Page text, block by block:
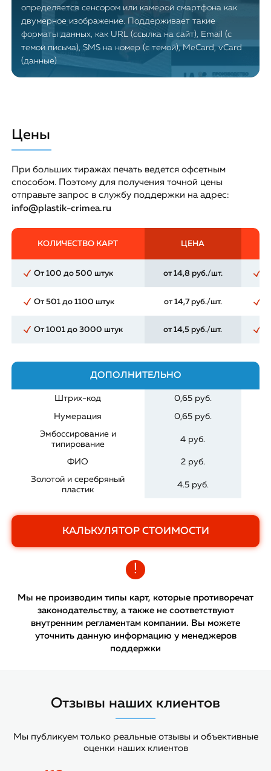
определяется сенсором или камерой смартфона как
двумерное изображение. Поддерживает такие
форматы данных, как URL (ссылка на сайт), Email (с
темой письма), SMS на номер (c темой), MeCard, vCard
(данные)
Цены
При больших тиражах печать ведется офсетным
способом. Поэтому для получения точной цены
отправьте запрос в службу поддержки на адрес:
info@plastik-crimea.ru
КОЛИЧЕСТВО КАРТ ЦЕНА
От 100 до 500 штук от 14,8 руб./шт.
От 501 до 1100 штук от 14,7 руб./шт.
От 1001 до 3000 штук от 14,5 руб./шт.
ДОПОЛНИТЕЛЬНО
Штрих-код 0,65 руб.
Нумерация 0,65 руб.
Эмбоссирование и
типирование
4 руб.
ФИО 2 руб.
Золотой и серебряный
пластик
4.5 руб.
КАЛЬКУЛЯТОР СТОИМОСТИ
!
Мы не производим типы карт, которые противоречат
законодательству, а также не соответствуют
внутренним регламентам компании. Вы можете
уточнить данную информацию у менеджеров
поддержки
Отзывы наших клиентов
Мы публикуем только реальные отзывы и объективные
оценки наших клиентов